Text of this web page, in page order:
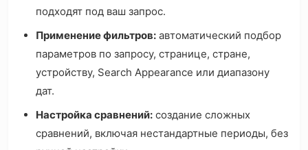
подходят под ваш запрос.
Применение фильтров: автоматический подбор
параметров по запросу, странице, стране,
устройству, Search Appearance или диапазону
дат.
Настройка сравнений: создание сложных
сравнений, включая нестандартные периоды, без